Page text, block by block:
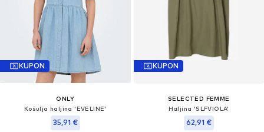
KUPON
ONLY
Košulja haljina 'EVELINE'
35,91 €
KUPON
SELECTED FEMME
Haljina 'SLFVIOLA'
62,91 €